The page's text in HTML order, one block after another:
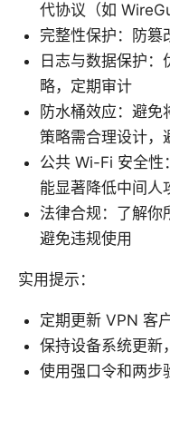
代协议（如
完整性保护：防篡
日志与数据保护：
略，定期审计
防水桶效应：避
策略需合理设计，
公共 Wi-Fi 安全性
能显著降低中间人
法律合规：了解你
避免违规使用
实用提示：
定期更新 VPN 客
保持设备系统更新
使用强口令和两步